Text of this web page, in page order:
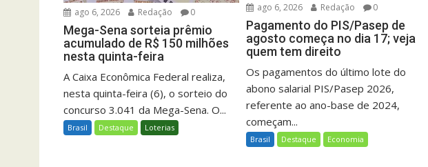
ago 6, 2026 Redação 0
Mega-Sena sorteia prêmio
acumulado de R$ 150 milhões
nesta quinta-feira
A Caixa Econômica Federal realiza,
nesta quinta-feira (6), o sorteio do
concurso 3.041 da Mega-Sena. O...
Brasil Destaque Loterias
ago 6, 2026 Redação 0
Pagamento do PIS/Pasep de
agosto começa no dia 17; veja
quem tem direito
Os pagamentos do último lote do
abono salarial PIS/Pasep 2026,
referente ao ano-base de 2024,
começam...
Brasil Destaque Economia